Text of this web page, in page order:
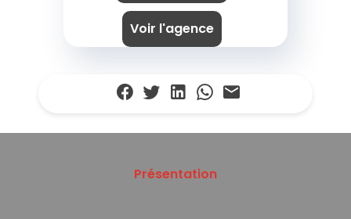
Voir l'agence
Présentation